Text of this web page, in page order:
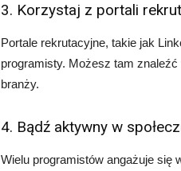
3. Korzystaj z portali
Portale rekrutacyjne, takie jak
programisty. Możesz tam
branży.
4. Bądź aktywny w
Wielu programistów angażuje się